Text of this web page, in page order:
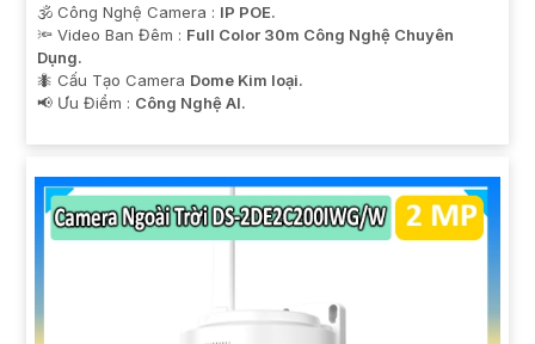
🕉️ Công Nghệ Camera : IP POE.
🔦 Video Ban Đêm : Full Color 30m Công Nghệ Chuyên
Dụng.
🐜 Cấu Tạo Camera Dome Kim loại.
️📢 Ưu Điểm : Công Nghệ AI.